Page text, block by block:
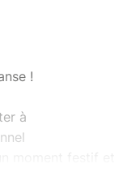
!
à
moment festif et